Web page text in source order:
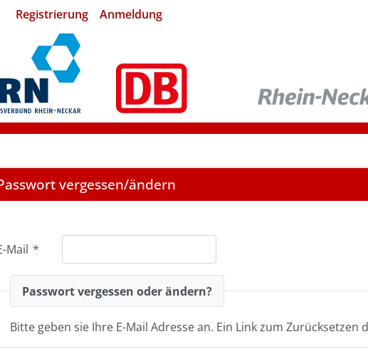
Registrierung Anmeldung
vergessen/ändern
Mail *
Passwort vergessen oder ändern?
Bitte geben sie Ihre E-Mail Adresse an. Ein Link zum Zurücksetzen